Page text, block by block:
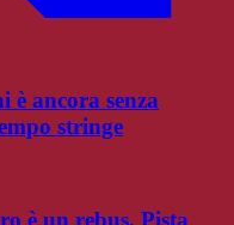
è ancora senza
stringe
è un rebus. Pista